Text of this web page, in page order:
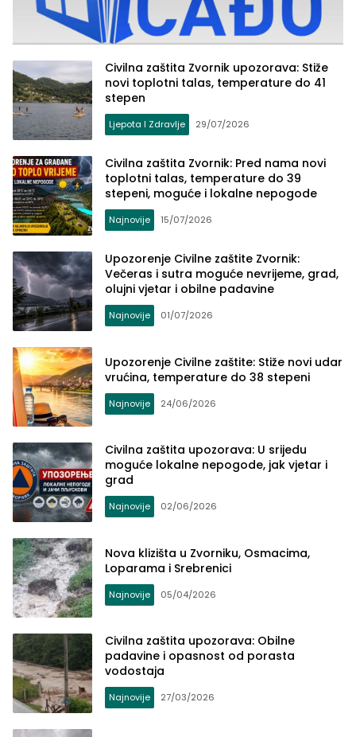
Civilna zaštita Zvornik upozorava: Stiže
novi toplotni talas, temperature do 41
stepen
Ljepota I Zdravlje 29/07/2026
Civilna zaštita Zvornik: Pred nama novi
toplotni talas, temperature do 39
stepeni, moguće i lokalne nepogode
Najnovije 15/07/2026
Upozorenje Civilne zaštite Zvornik:
Večeras i sutra moguće nevrijeme, grad,
olujni vjetar i obilne padavine
Najnovije 01/07/2026
Upozorenje Civilne zaštite: Stiže novi udar
vrućina, temperature do 38 stepeni
Najnovije 24/06/2026
Civilna zaštita upozorava: U srijedu
moguće lokalne nepogode, jak vjetar i
grad
Najnovije 02/06/2026
Nova klizišta u Zvorniku, Osmacima,
Loparama i Srebrenici
Najnovije 05/04/2026
Civilna zaštita upozorava: Obilne
padavine i opasnost od porasta
vodostaja
Najnovije 27/03/2026